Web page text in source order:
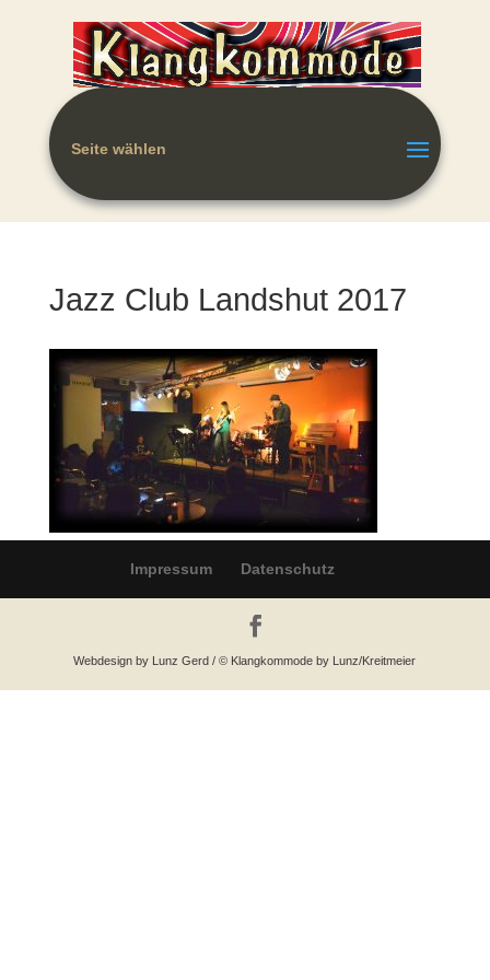
Seite wählen
Jazz Club Landshut 2017
Impressum Datenschutz
Webdesign by Lunz Gerd / © Klangkommode by Lunz/Kreitmeier